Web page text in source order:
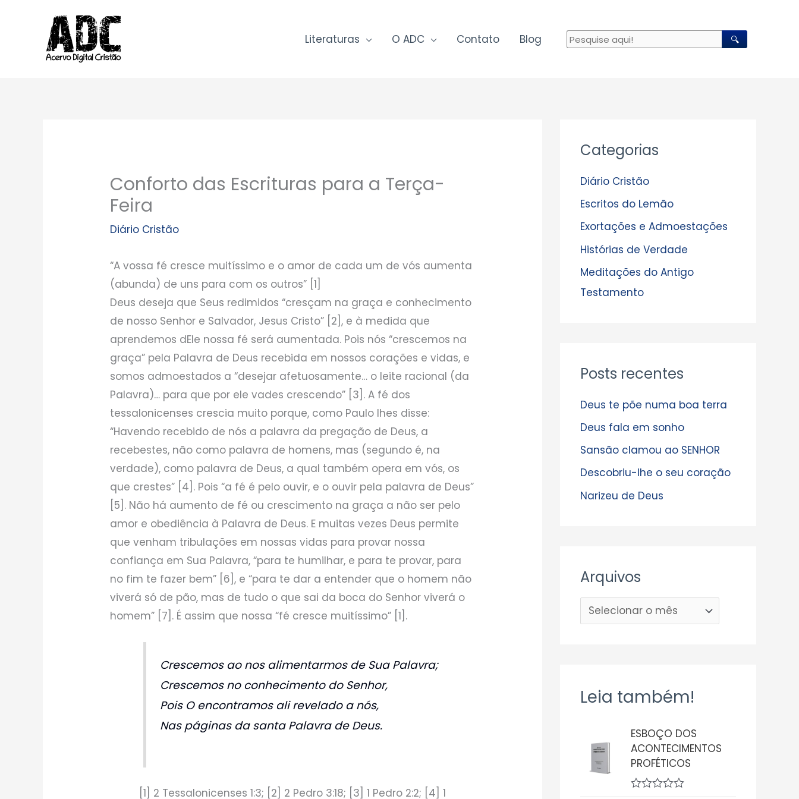
conteúdo
Literaturas O ADC Contato Blog 🔍
Conforto das Escrituras para a Terça-
Feira
Diário Cristão
“A vossa fé cresce muitíssimo e o amor de cada um de vós aumenta
(abunda) de uns para com os outros” [1]
Deus deseja que Seus redimidos “cresçam na graça e conhecimento
de nosso Senhor e Salvador, Jesus Cristo” [2], e à medida que
aprendemos dEle nossa fé será aumentada. Pois nós “crescemos na
graça” pela Palavra de Deus recebida em nossos corações e vidas, e
somos admoestados a “desejar afetuosamente… o leite racional (da
Palavra)… para que por ele vades crescendo” [3]. A fé dos
tessalonicenses crescia muito porque, como Paulo lhes disse:
“Havendo recebido de nós a palavra da pregação de Deus, a
recebestes, não como palavra de homens, mas (segundo é, na
verdade), como palavra de Deus, a qual também opera em vós, os
que crestes” [4]. Pois “a fé é pelo ouvir, e o ouvir pela palavra de Deus”
[5]. Não há aumento de fé ou crescimento na graça a não ser pelo
amor e obediência à Palavra de Deus. E muitas vezes Deus permite
que venham tribulações em nossas vidas para provar nossa
confiança em Sua Palavra, “para te humilhar, e para te provar, para
no fim te fazer bem” [6], e “para te dar a entender que o homem não
viverá só de pão, mas de tudo o que sai da boca do Senhor viverá o
homem” [7]. É assim que nossa “fé cresce muitíssimo” [1].
Crescemos ao nos alimentarmos de Sua Palavra;
Crescemos no conhecimento do Senhor,
Pois O encontramos ali revelado a nós,
Nas páginas da santa Palavra de Deus.
[1] 2 Tessalonicenses 1:3; [2] 2 Pedro 3:18; [3] 1 Pedro 2:2; [4] 1
Categorias
Diário Cristão
Escritos do Lemão
Exortações e Admoestações
Histórias de Verdade
Meditações do Antigo
Testamento
Posts recentes
Deus te põe numa boa terra
Deus fala em sonho
Sansão clamou ao SENHOR
Descobriu-lhe o seu coração
Narizeu de Deus
Arquivos
r
u
i
v
o
s
Leia também!
ESBOÇO DOS
ACONTECIMENTOS
PROFÉTICOS